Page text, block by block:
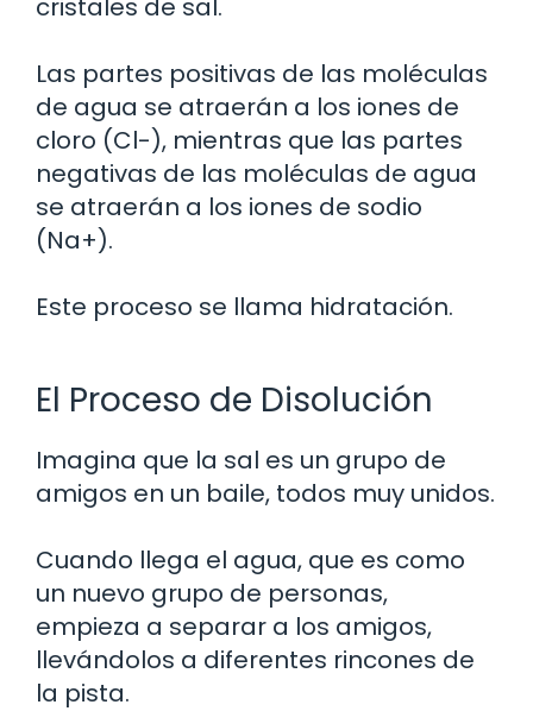
cristales de sal.
Las partes positivas de las moléculas
de agua se atraerán a los iones de
cloro (Cl-), mientras que las partes
negativas de las moléculas de agua
se atraerán a los iones de sodio
(Na+).
Este proceso se llama hidratación.
El Proceso de Disolución
Imagina que la sal es un grupo de
amigos en un baile, todos muy unidos.
Cuando llega el agua, que es como
un nuevo grupo de personas,
empieza a separar a los amigos,
llevándolos a diferentes rincones de
la pista.